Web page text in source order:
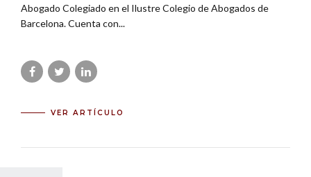
Abogado Colegiado en el Ilustre Colegio de Abogados de
Barcelona. Cuenta con...
VER ARTÍCULO